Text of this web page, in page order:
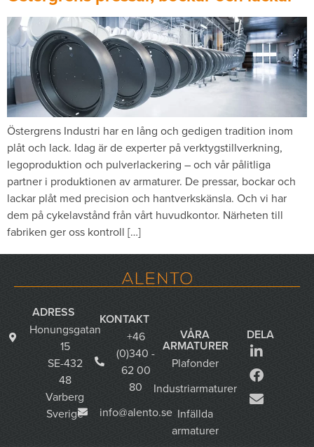
Östergrens Industri har en lång och gedigen tradition inom
plåt och lack. Idag är de experter på verktygstillverkning,
legoproduktion och pulverlackering – och vår pålitliga
partner i produktionen av armaturer. De pressar, bockar och
lackar plåt med precision och hantverkskänsla. Och vi har
dem på cykelavstånd från vårt huvudkontor. Närheten till
fabriken ger oss kontroll […]
ADRESS
Honungsgatan
15
SE-432
48
Varberg
Sverige
KONTAKT
+46
(0)340 -
62 00
80
info@alento.se
VÅRA
ARMATURER
Plafonder
Industriarmaturer
Infällda
armaturer
DELA